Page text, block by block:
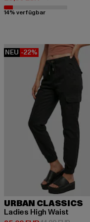
14% verfügbar
NEU -22%
URBAN CLASSICS
Ladies High Waist